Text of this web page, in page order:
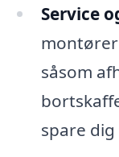
Service
såsom
spare